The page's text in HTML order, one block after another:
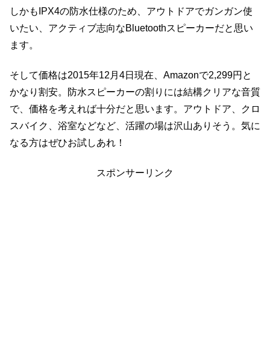
しかもIPX4の防水仕様のため、アウトドアでガンガン使
いたい、アクティブ志向なBluetoothスピーカーだと思い
ます。
そして価格は2015年12月4日現在、Amazonで2,299円と
かなり割安。防水スピーカーの割りには結構クリアな音質
で、価格を考えれば十分だと思います。アウトドア、クロ
スバイク、浴室などなど、活躍の場は沢山ありそう。気に
なる方はぜひお試しあれ！
スポンサーリンク